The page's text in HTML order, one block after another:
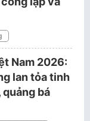
Nam 2026:
lan tỏa tinh
bá